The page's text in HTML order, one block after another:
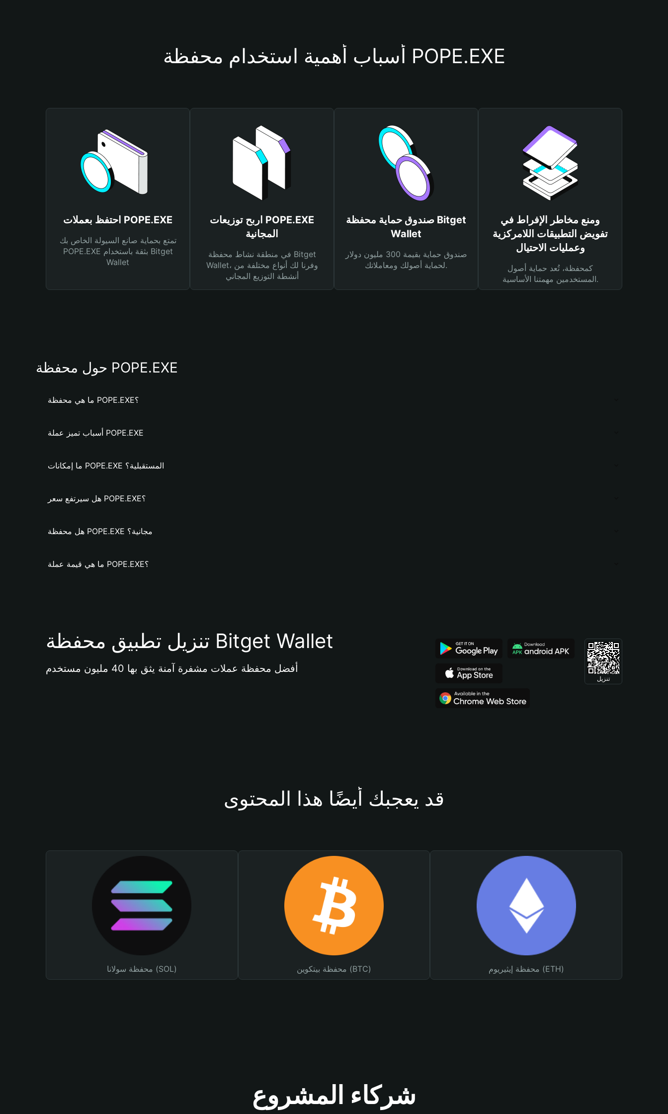
أسباب أهمية استخدام محفظة POPE.EXE
احتفظ بعملات POPE.EXE
تمتع بحماية صانع السيولة الخاص بك
POPE.EXE بثقة باستخدام Bitget
Wallet
اربح توزيعات POPE.EXE
المجانية
في منطقة نشاط محفظة Bitget
Wallet، وفرنا لك أنواع مختلفة من
أنشطة التوزيع المجاني
صندوق حماية محفظة Bitget
Wallet
صندوق حماية بقيمة 300 مليون دولار
لحماية أصولك ومعاملاتك.
ومنع مخاطر الإفراط في
تفويض التطبيقات اللامركزية
وعمليات الاحتيال
كمحفظة، تُعد حماية أصول
المستخدمين مهمتنا الأساسية.
حول محفظة POPE.EXE
ما هي محفظة POPE.EXE؟
أسباب تميز عملة POPE.EXE
ما إمكانات POPE.EXE المستقبلية؟
هل سيرتفع سعر POPE.EXE؟
هل محفظة POPE.EXE مجانية؟
ما هي قيمة عملة POPE.EXE؟
تنزيل تطبيق محفظة Bitget Wallet
أفضل محفظة عملات مشفرة آمنة يثق بها 40 مليون مستخدم
تنزيل
قد يعجبك أيضًا هذا المحتوى
محفظة سولانا (SOL) محفظة بيتكوين (BTC) محفظة إيثيريوم (ETH)
شركاء المشروع